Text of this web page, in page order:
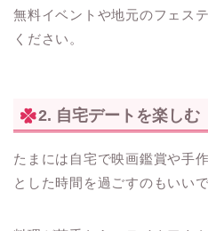
無料イベントや地元のフェス
ください。
2. 自宅デートを楽しむ
たまには自宅で映画鑑賞や手
とした時間を過ごすのもいいで